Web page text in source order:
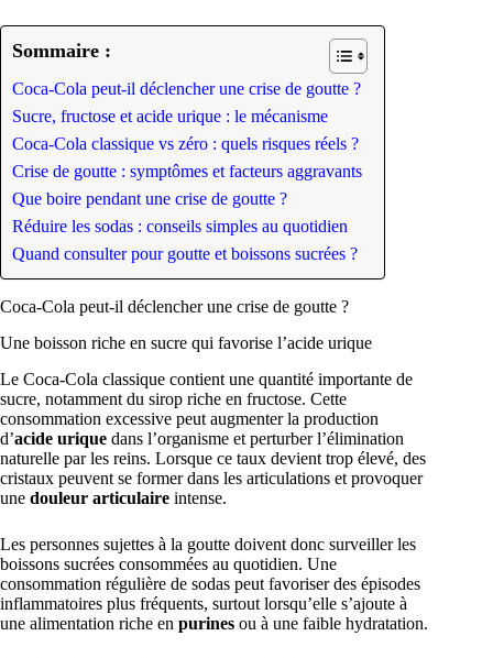
Sommaire :
Coca-Cola peut-il déclencher une crise de goutte ?
Sucre, fructose et acide urique : le mécanisme
Coca-Cola classique vs zéro : quels risques réels ?
Crise de goutte : symptômes et facteurs aggravants
Que boire pendant une crise de goutte ?
Réduire les sodas : conseils simples au quotidien
Quand consulter pour goutte et boissons sucrées ?
Coca-Cola peut-il déclencher une crise de goutte ?
Une boisson riche en sucre qui favorise l’acide urique
Le Coca-Cola classique contient une quantité importante de
sucre, notamment du sirop riche en fructose. Cette
consommation excessive peut augmenter la production
d’acide urique dans l’organisme et perturber l’élimination
naturelle par les reins. Lorsque ce taux devient trop élevé, des
cristaux peuvent se former dans les articulations et provoquer
une douleur articulaire intense.
Les personnes sujettes à la goutte doivent donc surveiller les
boissons sucrées consommées au quotidien. Une
consommation régulière de sodas peut favoriser des épisodes
inflammatoires plus fréquents, surtout lorsqu’elle s’ajoute à
une alimentation riche en purines ou à une faible hydratation.